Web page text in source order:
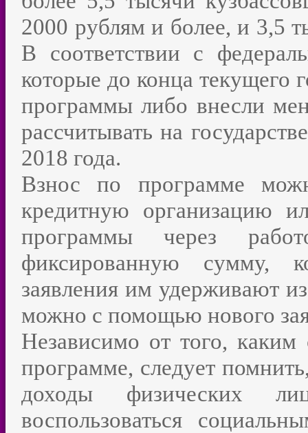
2000 рублям и более, и 3,5
В соответствии с
которые до конца текущего
программы либо внесли
рассчитывать на
2018 года.
Взнос по программе
кредитную организацию
программы через
фиксированную сумму,
заявления им удерживают
можно с помощью нового
Независимо от того,
программе, следует
доходы физических
воспользоваться